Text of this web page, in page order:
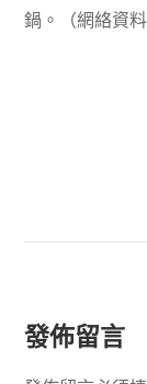
鍋。（網絡資料
導
發佈留言